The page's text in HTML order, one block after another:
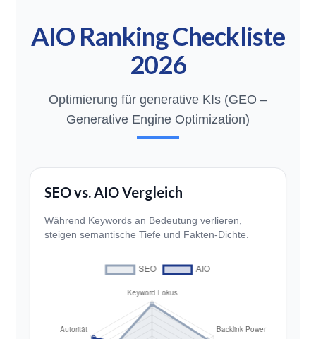
AIO Ranking Checkliste
2026
Optimierung für generative KIs (GEO –
Generative Engine Optimization)
SEO vs. AIO Vergleich
Während Keywords an Bedeutung verlieren,
steigen semantische Tiefe und Fakten-Dichte.